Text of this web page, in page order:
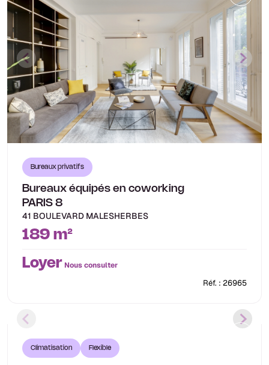
Bureaux privatifs
Bureaux équipés en coworking
PARIS 8
41 BOULEVARD MALESHERBES
189 m²
Loyer Nous consulter
Réf. : 26965
Climatisation Flexible